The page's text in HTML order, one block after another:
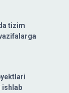
tizim
ishlab